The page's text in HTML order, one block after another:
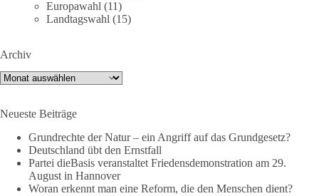
si=2b_C6GgNY9EB-rXw
❤️ Wir freuen uns über deine Unterstützung:
https://diebasis.de/spenden/
#dieBasis #frieden #russandistnichtunserFeind #friedenspartei
Europawahl (11)
Landtagswahl (15)
Archiv
Archiv
Neueste Beiträge
Grundrechte der Natur – ein Angriff auf das Grundgesetz?
Deutschland übt den Ernstfall
Partei dieBasis veranstaltet Friedensdemonstration am 29.
August in Hannover
Woran erkennt man eine Reform, die den Menschen dient?